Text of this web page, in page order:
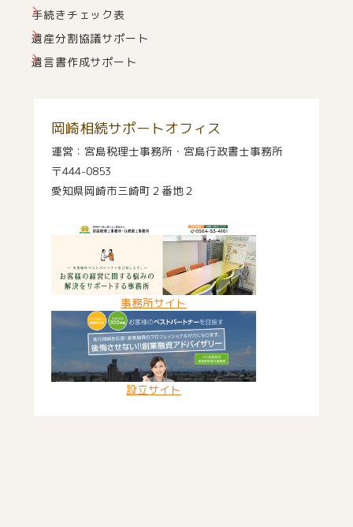
手続きチェック表
遺産分割協議サポート
遺言書作成サポート
岡崎相続サポートオフィス
運営：宮島税理士事務所・宮島行政書士事務所
〒444-0853
愛知県岡崎市三崎町２番地２
事務所サイト
設立サイト